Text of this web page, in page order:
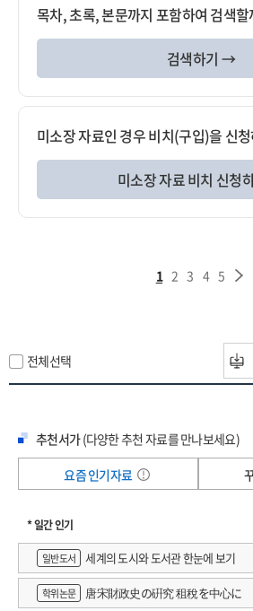
목차, 초록, 본문까지 포함하여 검색할
검색하기 →
미소장 자료인 경우 비치(구입)을 신
미소장 자료 비치 신청
1 2 3 4 5
전체선택
추천서가(다양한 추천 자료를 만나보세요)
요즘 인기자료
* 일간 인기
일반도서
세계의 도시와 도서관 한눈에 보기
학위논문 唐宋財政史の硏究 租稅を中心に